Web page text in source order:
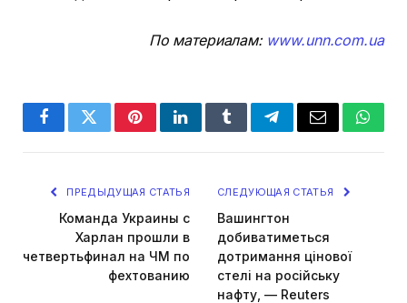
По материалам: www.unn.com.ua
FacebookTwitterPinterestLinkedInTumblrTelegramEmail
ПРЕДЫДУЩАЯ СТАТЬЯ
Команда Украины с
Харлан прошли в
четвертьфинал на ЧМ по
фехтованию
СЛЕДУЮЩАЯ СТАТЬЯ
Вашингтон
добиватиметься
дотримання цінової
стелі на російську
нафту, — Reuters